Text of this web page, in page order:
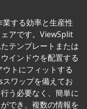
する効率と生産性
アです。ViewSplit
テンプレートまたは
インドウを配置する
トにフィットする
ワップを備えてお
う必要なく、簡単に
でき、複数の情報を